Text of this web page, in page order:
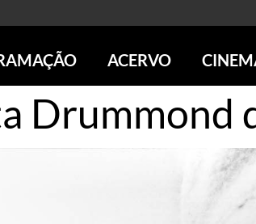
ACERVO
PESQUISE NO ACERVO
SOBRE O ACERVO
SÃO
SOBRE
BLOG
Drummond